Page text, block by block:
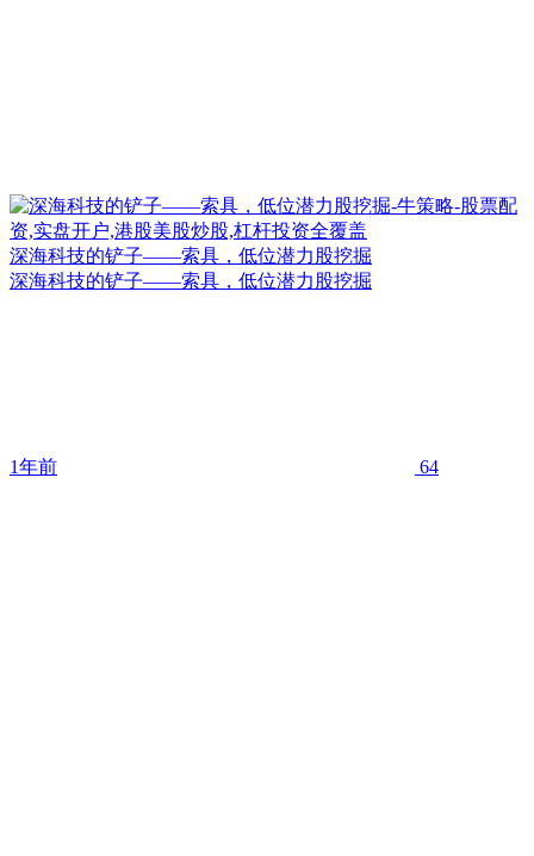
深海科技的铲子——索具，低位潜力股挖掘
深海科技的铲子——索具，低位潜力股挖掘
1年前 64